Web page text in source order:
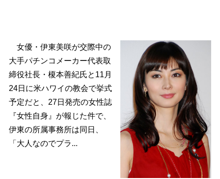
女優・伊東美咲が交際中の
大手パチンコメーカー代表取
締役社長・榎本善紀氏と11月
24日に米ハワイの教会で挙式
予定だと、27日発売の女性誌
『女性自身』が報じた件で、
伊東の所属事務所は同日、
「大人なのでプラ...